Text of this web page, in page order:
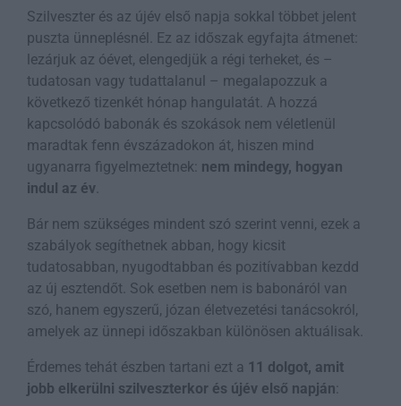
Szilveszter és az újév első napja sokkal többet jelent
puszta ünneplésnél. Ez az időszak egyfajta átmenet:
lezárjuk az óévet, elengedjük a régi terheket, és –
tudatosan vagy tudattalanul – megalapozzuk a
következő tizenkét hónap hangulatát. A hozzá
kapcsolódó babonák és szokások nem véletlenül
maradtak fenn évszázadokon át, hiszen mind
ugyanarra figyelmeztetnek: nem mindegy, hogyan
indul az év
Bár nem szükséges mindent szó szerint venni, ezek a
szabályok segíthetnek abban, hogy kicsit
tudatosabban, nyugodtabban és pozitívabban kezdd
az új esztendőt. Sok esetben nem is babonáról van
szó, hanem egyszerű, józan életvezetési tanácsokról,
amelyek az ünnepi időszakban különösen aktuálisak.
Érdemes tehát észben tartani ezt a 11 dolgot, amit
jobb elkerülni szilveszterkor és újév első napján: